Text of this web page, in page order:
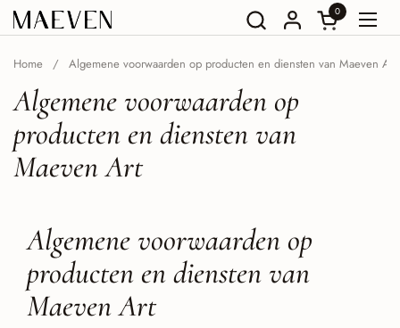
Ga naar content 0
Home / Algemene voorwaarden op producten en diensten van Maeven Art
Algemene voorwaarden op
producten en diensten van
Maeven Art
Algemene voorwaarden op
producten en diensten van
Maeven Art